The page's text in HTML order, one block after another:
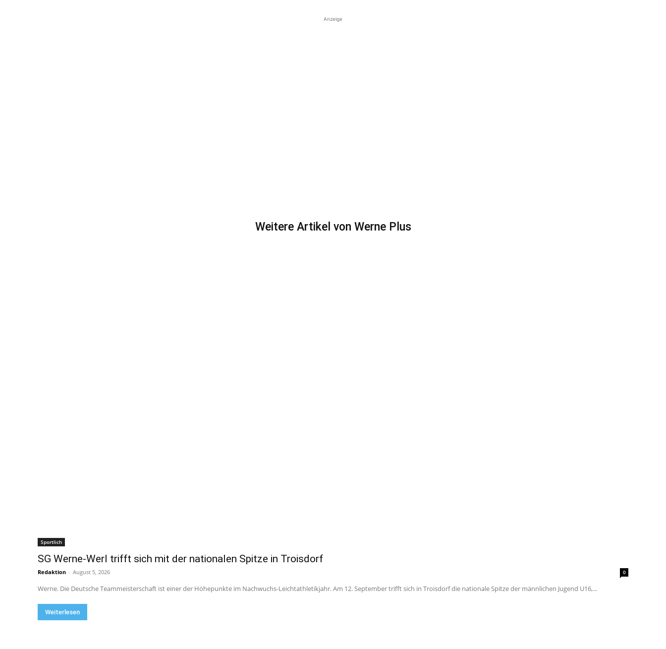
Anzeige
Weitere Artikel von Werne Plus
Sportlich
SG Werne-Werl trifft sich mit der nationalen Spitze in Troisdorf
Redaktion - August 5, 2026 0
Werne. Die Deutsche Teammeisterschaft ist einer der Höhepunkte im Nachwuchs-Leichtathletikjahr. Am 12. September trifft sich in Troisdorf die nationale Spitze der männlichen Jugend U16,...
Weiterlesen